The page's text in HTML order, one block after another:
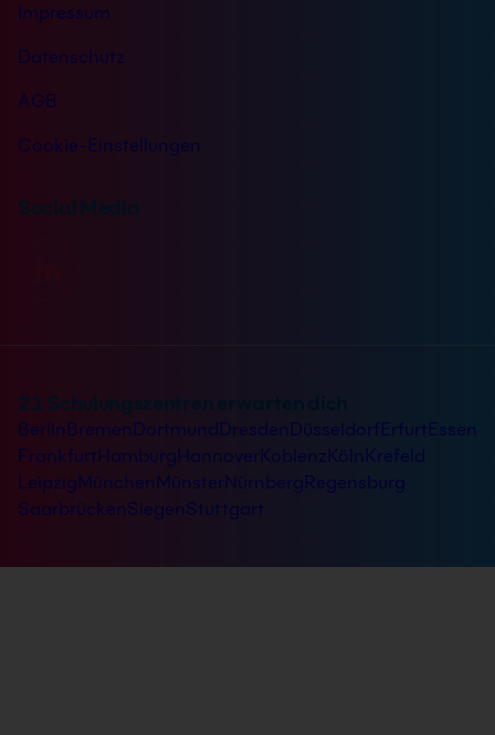
Impressum
Datenschutz
AGB
Cookie-Einstellungen
Social Media
21 Schulungszentren erwarten dich
Berlin Bremen Dortmund ErfurtEssen
FrankfurtHamburgHannover
Krefeld
LeipzigMünchen Münster
SaarbrückenSiegen Stuttgart